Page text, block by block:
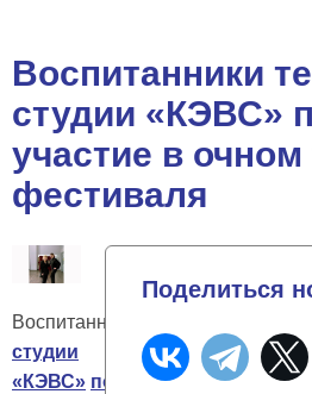
Воспитанники
студии «КЭВС»
участие в очном
фестиваля
Воспитанники
студии
«КЭВС» подростково-
Поделиться